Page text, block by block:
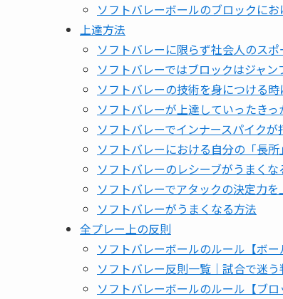
ソフトバレーボールのブロックに
上達方法
ソフトバレーに限らず社会人のス
ソフトバレーではブロックはジャ
ソフトバレーの技術を身につける
ソフトバレーが上達していったきっ
ソフトバレーでインナースパイク
ソフトバレーにおける自分の「長
ソフトバレーのレシーブがうまく
ソフトバレーでアタックの決定力
ソフトバレーがうまくなる方法
全プレー上の反則
ソフトバレーボールのルール【ボー
ソフトバレー反則一覧｜試合で迷う
ソフトバレーボールのルール【ブロ